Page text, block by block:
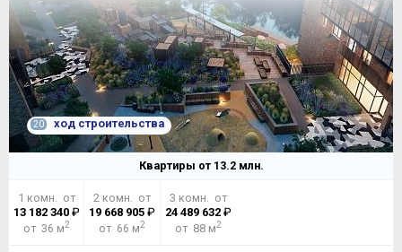
20 ход строительства
Квартиры от 13.2млн.
1 комн. от
13 182 340₽
от 36 м2
2 комн. от
19 668 905 ₽
от 66 м2
3 комн. от
24 489 632₽
от 88 м2